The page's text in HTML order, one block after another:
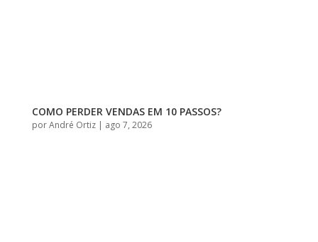
COMO PERDER VENDAS EM 10 PASSOS?
porAndré Ortiz| ago 7, 2026